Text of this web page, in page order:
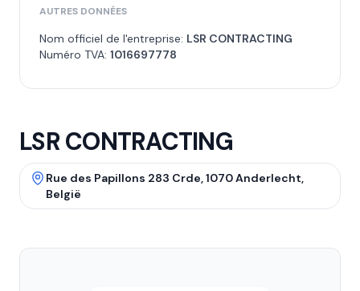
AUTRES DONNÉES
Nom officiel de l'entreprise: LSR CONTRACTING
Numéro TVA: 1016697778
LSR CONTRACTING
Rue des Papillons 283 Crde, 1070 Anderlecht,
België